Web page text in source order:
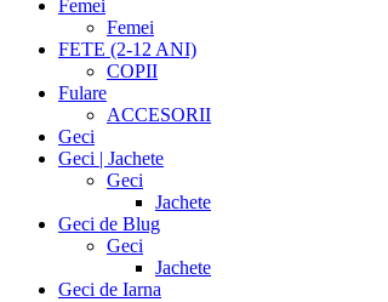
Femei
Femei
FETE (2-12 ANI)
COPII
Fulare
ACCESORII
Geci
Geci | Jachete
Geci
Jachete
Geci de Blug
Geci
Jachete
Geci de Iarna